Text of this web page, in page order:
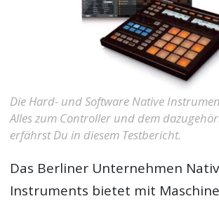
Die Hard- und Software Native
Alles zum Controller und dem
erfährst Du in diesem Testbericht.
Das Berliner Unternehmen
Instruments bietet mit